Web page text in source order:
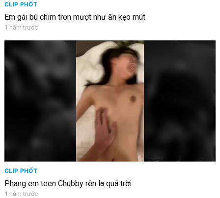
CLIP PHỐT
Em gái bú chim trơn mượt như ăn kẹo mút
1 năm trước
CLIP PHỐT
Phang em teen Chubby rên la quá trời
1 năm trước